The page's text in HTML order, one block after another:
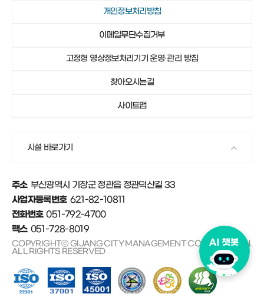
051-792-4910
051-792-4750
안데르센마을 및 동화마을
051-792-4671
개인정보처리방침
이메일무단수집거부
고정형 영상정보처리기기 운영·관리 방침
찾아오시는길
사이트맵
시설 바로가기
주소 부산광역시 기장군 정관읍 정관덕산길 33
사업자등록번호 621-82-10811
전화번호 051-792-4700
팩스 051-728-8019
COPYRIGHTⓒ GIJANG CITY MANAGEMENT CORPORATION.
ALL RIGHTS RESERVED